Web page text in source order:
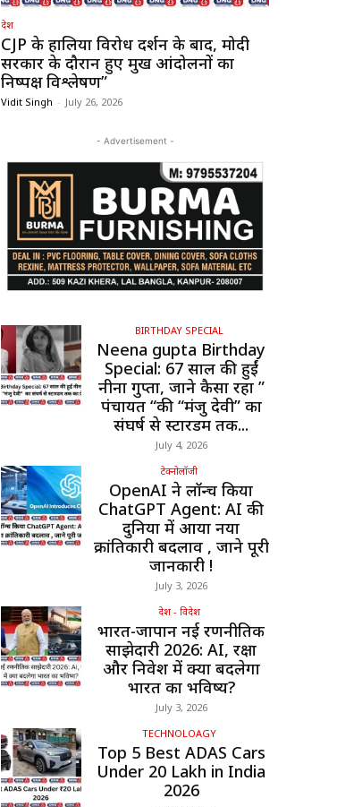
देश
CJP के हालिया विरोध प्रदर्शन के बाद, मोदी
सरकार के दौरान हुए प्रमुख आंदोलनों का
निष्पक्ष विश्लेषण”
Vidit Singh - July 26, 2026
- Advertisement -
BIRTHDAY SPECIAL
Neena gupta Birthday
Special: 67 साल की हुईं
नीना गुप्ता, जाने कैसा रहा ”
पंचायत “की “मंजु देवी” का
संघर्ष से स्टारडम तक...
July 4, 2026
टेक्नोलॉजी
OpenAI ने लॉन्च किया
ChatGPT Agent: AI की
दुनिया में आया नया
क्रांतिकारी बदलाव , जाने पूरी
जानकारी !
July 3, 2026
देश - विदेश
भारत-जापान नई रणनीतिक
साझेदारी 2026: AI, रक्षा
और निवेश में क्या बदलेगा
भारत का भविष्य?
July 3, 2026
TECHNOLOAGY
Top 5 Best ADAS Cars
Under ₹20 Lakh in India
2026